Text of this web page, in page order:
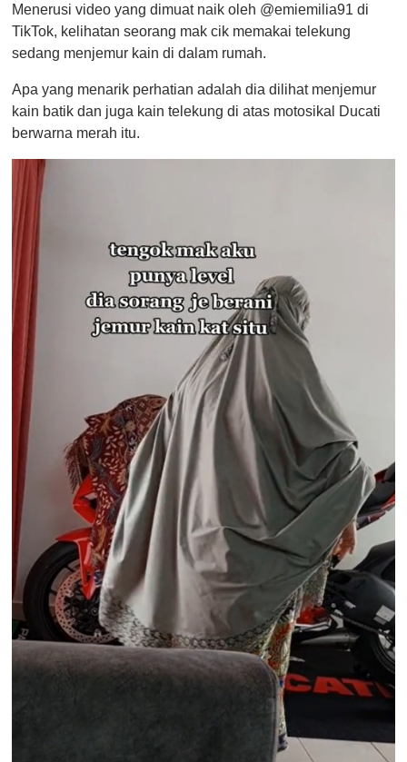
Menerusi video yang dimuat naik oleh @emiemilia91 di
TikTok, kelihatan seorang mak cik memakai telekung
sedang menjemur kain di dalam rumah.
Apa yang menarik perhatian adalah dia dilihat menjemur
kain batik dan juga kain telekung di atas motosikal Ducati
berwarna merah itu.